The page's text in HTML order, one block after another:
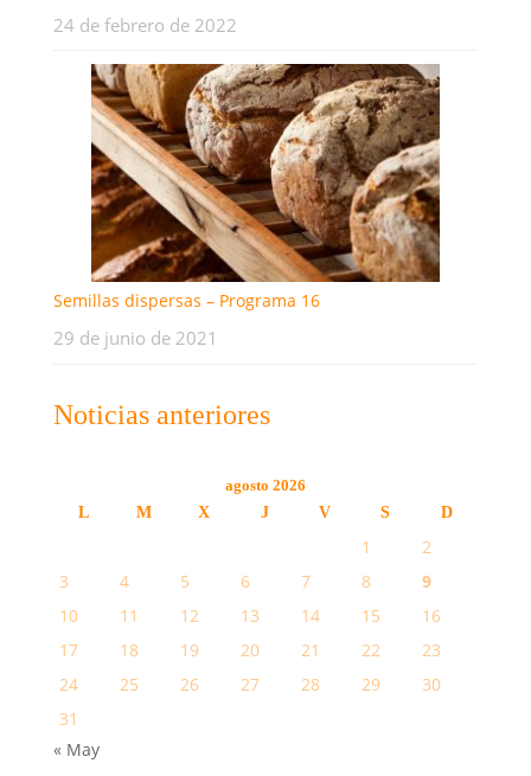
24 de febrero de 2022
Semillas dispersas – Programa 16
29 de junio de 2021
Noticias anteriores
agosto 2026
L
M X J V S D
1
2
3
4 5 6 7 8
9
10
11 12 13 14 15
16
17
18 19 20 21 22
23
24
25 26 27 28 29
30
31
« May